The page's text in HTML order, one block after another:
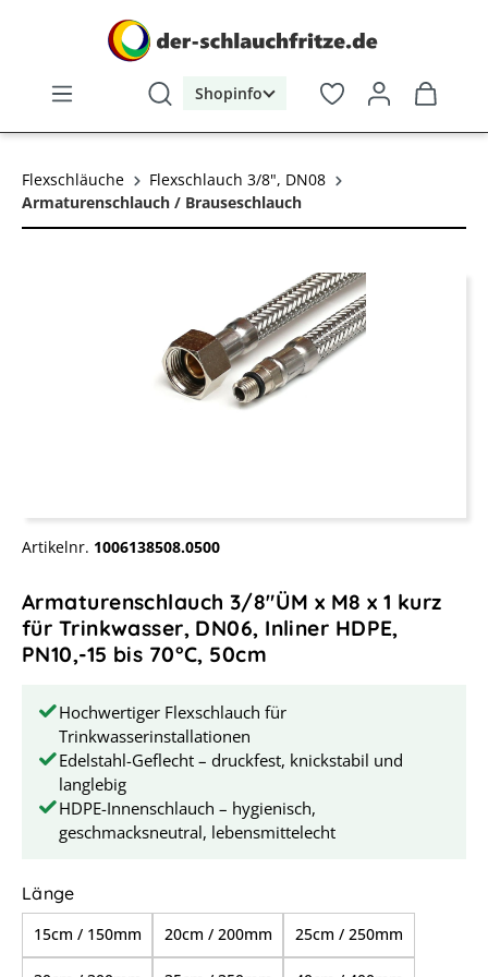
Shopinfo
Flexschläuche
Flexschlauch 3/8", DN08
Armaturenschlauch / Brauseschlauch
Artikelnr. 1006138508.0500
Armaturenschlauch 3/8"ÜM x M8 x 1 kurz
für Trinkwasser, DN06, Inliner HDPE,
PN10,-15 bis 70°C, 50cm
Hochwertiger Flexschlauch für
Trinkwasserinstallationen
Edelstahl-Geflecht – druckfest, knickstabil und
langlebig
HDPE-Innenschlauch – hygienisch,
geschmacksneutral, lebensmittelecht
Längeauswählen
15cm / 150mm 20cm / 200mm 25cm / 250mm